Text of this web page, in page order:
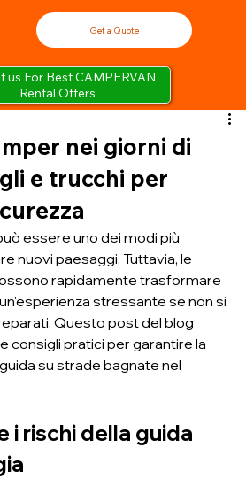
us For Best CAMPERVAN
Rental Offers
Get a Quote
nei giorni di
e trucchi per
essere uno dei modi più
nuovi paesaggi. Tuttavia, le
rapidamente trasformare
stressante se non si
Questo post del blog
consigli pratici per garantire la
su strade bagnate nel
i rischi della guida